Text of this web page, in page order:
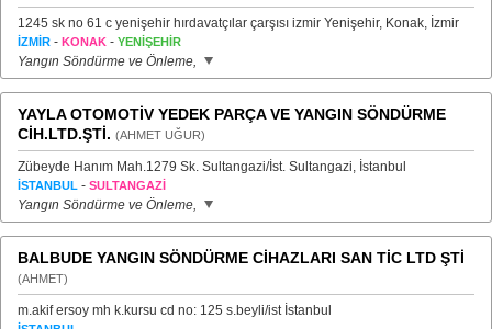
1245 sk no 61 c yenişehir hırdavatçılar çarşısı izmir Yenişehir, Konak, İzmir
İZMİR - KONAK - YENİŞEHİR
Yangın Söndürme ve Önleme,
YAYLA OTOMOTİV YEDEK PARÇA VE YANGIN SÖNDÜRME
CİH.LTD.ŞTİ. (AHMET UĞUR)
Zübeyde Hanım Mah.1279 Sk. Sultangazi/İst. Sultangazi, İstanbul
İSTANBUL - SULTANGAZİ
Yangın Söndürme ve Önleme,
BALBUDE YANGIN SÖNDÜRME CİHAZLARI SAN TİC LTD ŞTİ
(AHMET)
m.akif ersoy mh k.kursu cd no: 125 s.beyli/ist İstanbul